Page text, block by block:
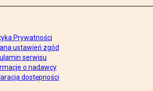
Prywatności
ustawień zgód
serwisu
o nadawcy
dostępności